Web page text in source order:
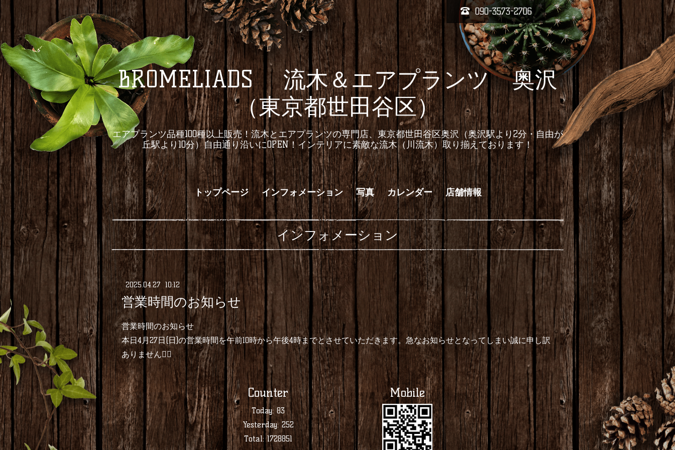
090-3573-2706
BROMELIADS 流木＆エアプランツ 奥沢
（東京都世田谷区）
エアプランツ品種100種以上販売！流木とエアプランツの専門店、東京都世田谷区奥沢（奥沢駅より2分・自由が
丘駅より10分）自由通り沿いにOPEN！インテリアに素敵な流木（川流木）取り揃えております！
トップページ インフォメーション 写真 カレンダー 店舗情報
インフォメーション
2025.04.27 10:12
営業時間のお知らせ
営業時間のお知らせ
本日4月27日(日)の営業時間を午前10時から午後4時までとさせていただきます。急なお知らせとなってしまい誠に申し訳
ありません🙇‍♂️
Counter
Today:83
Yesterday: 252
Total:1728851
Mobile